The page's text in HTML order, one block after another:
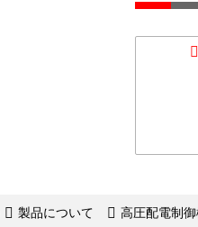
製品について 高圧配電制